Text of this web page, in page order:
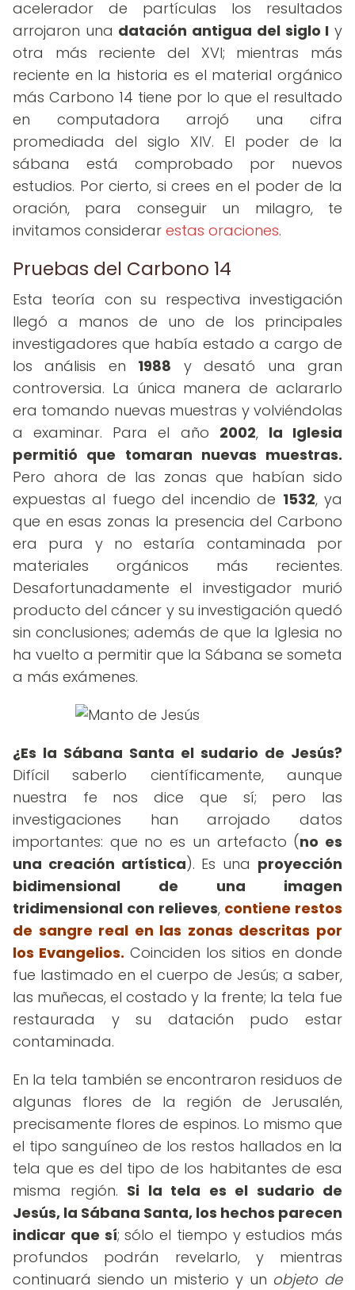
acelerador de partículas los resultados
arrojaron una datación antigua del siglo I y
otra más reciente del XVI; mientras más
reciente en la historia es el material orgánico
más Carbono 14 tiene por lo que el resultado
en computadora arrojó una cifra
promediada del siglo XIV. El poder de la
sábana está comprobado por nuevos
estudios. Por cierto, si crees en el poder de la
oración, para conseguir un milagro, te
invitamos considerar estas oraciones.
Pruebas del Carbono 14
Esta teoría con su respectiva investigación
llegó a manos de uno de los principales
investigadores que había estado a cargo de
los análisis en 1988 y desató una gran
controversia. La única manera de aclararlo
era tomando nuevas muestras y volviéndolas
a examinar. Para el año 2002, la Iglesia
permitió que tomaran nuevas muestras.
Pero ahora de las zonas que habían sido
expuestas al fuego del incendio de 1532, ya
que en esas zonas la presencia del Carbono
era pura y no estaría contaminada por
materiales orgánicos más recientes.
Desafortunadamente el investigador murió
producto del cáncer y su investigación quedó
sin conclusiones; además de que la Iglesia no
ha vuelto a permitir que la Sábana se someta
a más exámenes.
¿Es la Sábana Santa el sudario de Jesús?
Difícil saberlo científicamente, aunque
nuestra fe nos dice que sí; pero las
investigaciones han arrojado datos
importantes: que no es un artefacto (no es
una creación artística). Es una proyección
bidimensional de una imagen
tridimensional con relieves, contiene restos
de sangre real en las zonas descritas por
los Evangelios. Coinciden los sitios en donde
fue lastimado en el cuerpo de Jesús; a saber,
las muñecas, el costado y la frente; la tela fue
restaurada y su datación pudo estar
contaminada.
En la tela también se encontraron residuos de
algunas flores de la región de Jerusalén,
precisamente flores de espinos. Lo mismo que
el tipo sanguíneo de los restos hallados en la
tela que es del tipo de los habitantes de esa
misma región. Si la tela es el sudario de
Jesús, la Sábana Santa, los hechos parecen
indicar que sí; sólo el tiempo y estudios más
profundos podrán revelarlo, y mientras
continuará siendo un misterio y un objeto de